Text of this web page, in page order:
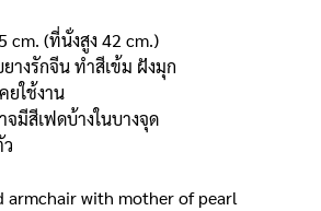
cm. (ที่นั่งสูง 42 cm.)
างรักจีน ทำสีเข้ม ฝังมุก
ยใช้งาน
มีสีเฟดบ้างในบางจุด
armchair with mother of pearl